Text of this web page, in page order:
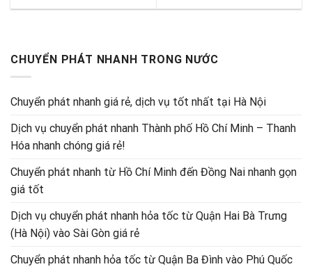
CHUYỂN PHÁT NHANH TRONG NƯỚC
Chuyển phát nhanh giá rẻ, dịch vụ tốt nhất tại Hà Nội
Dịch vụ chuyển phát nhanh Thành phố Hồ Chí Minh – Thanh
Hóa nhanh chóng giá rẻ!
Chuyển phát nhanh từ Hồ Chí Minh đến Đồng Nai nhanh gọn
giá tốt
Dịch vụ chuyển phát nhanh hỏa tốc từ Quận Hai Bà Trưng
(Hà Nội) vào Sài Gòn giá rẻ
Chuyển phát nhanh hỏa tốc từ Quận Ba Đình vào Phú Quốc